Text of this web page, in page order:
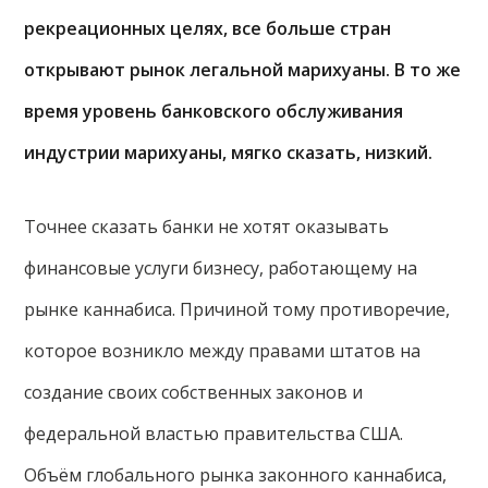
рекреационных целях, все больше стран
открывают рынок легальной марихуаны. В то же
время уровень банковского обслуживания
индустрии марихуаны, мягко сказать, низкий.
Точнее сказать банки не хотят оказывать
финансовые услуги бизнесу, работающему на
рынке каннабиса. Причиной тому противоречие,
которое возникло между правами штатов на
создание своих собственных законов и
федеральной властью правительства США.
Объём глобального рынка законного каннабиса,